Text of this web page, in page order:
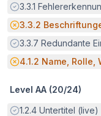
Erfüllt:
3.3.1
Potenzielle
3.3.2
Erfüllt:
3.3.7 Redundante
Potenzielle
4.1.2 Name, Rolle,
Level AA (20/24)
Erfüllt:
1.2.4 Untertitel (live)